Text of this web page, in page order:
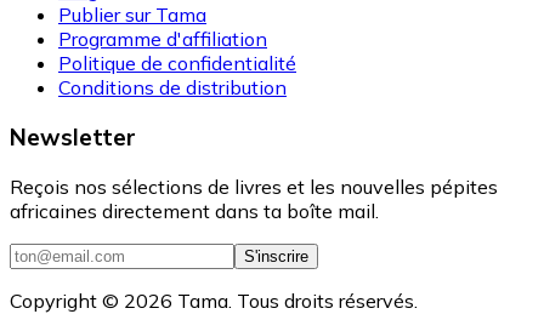
Publier sur Tama
Programme d'affiliation
Politique de confidentialité
Conditions de distribution
Newsletter
Reçois nos sélections de livres et les nouvelles pépites
africaines directement dans ta boîte mail.
S'inscrire
Copyright © 2026 Tama. Tous droits réservés.